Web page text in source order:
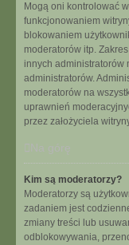
Mogą oni kontrolować
funkcjonowaniem
blokowaniem
moderatorów itp.
innych administratorów
administratorów.
moderatorów na
uprawnień
przez założyciela
Na górę
Kim są moderatorzy?
Moderatorzy są
zadaniem jest
zmiany treści lub
odblokowywania,